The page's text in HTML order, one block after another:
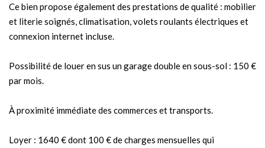
Ce bien propose également des prestations de qualité : mobilier
et literie soignés, climatisation, volets roulants électriques et
connexion internet incluse.
Possibilité de louer en sus un garage double en sous-sol : 150 €
par mois.
À proximité immédiate des commerces et transports.
Loyer : 1640 € dont 100 € de charges mensuelles qui